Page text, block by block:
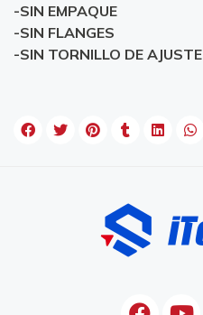
-SIN EMPAQUE
-SIN FLANGES
-SIN TORNILLO DE AJUSTE